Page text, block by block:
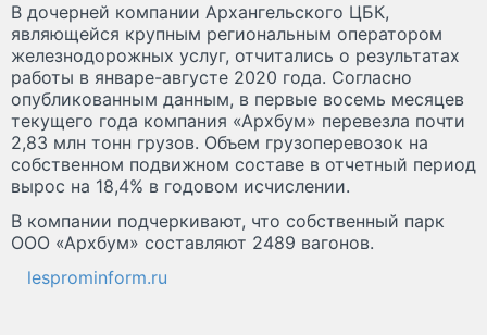
В дочерней компании Архангельского ЦБК,
являющейся крупным региональным оператором
железнодорожных услуг, отчитались о результатах
работы в январе-августе 2020 года. Согласно
опубликованным данным, в первые восемь месяцев
текущего года компания «Архбум» перевезла почти
2,83 млн тонн грузов. Объем грузоперевозок на
собственном подвижном составе в отчетный период
вырос на 18,4% в годовом исчислении.
В компании подчеркивают, что собственный парк
ООО «Архбум» составляют 2489 вагонов.
lesprominform.ru